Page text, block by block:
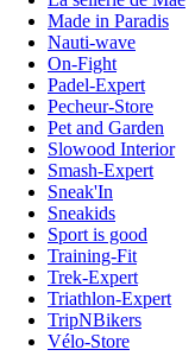
Made in Paradis
Nauti-wave
On-Fight
Padel-Expert
Pecheur-Store
Pet and Garden
Slowood Interior
Smash-Expert
Sneak'In
Sneakids
Sport is good
Training-Fit
Trek-Expert
Triathlon-Expert
TripNBikers
Vélo-Store